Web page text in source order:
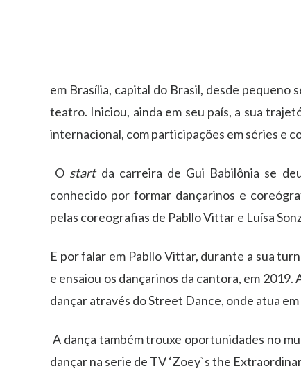
em Brasília, capital do Brasil, desde pequeno
teatro. Iniciou, ainda em seu país, a sua trajet
internacional, com participações em séries e
O startda carreira de Gui Babilônia se
conhecido por formar dançarinos e coreó
pelas coreografias de Pabllo Vittar e Luísa
E por falar em Pabllo Vittar, durante a sua turn
e ensaiou os dançarinos da cantora, em 2019.
dançar através do Street Dance, onde atua em
A dança também trouxe oportunidades no
dançar na serie de TV‘Zoey`s the